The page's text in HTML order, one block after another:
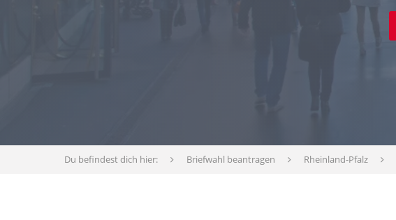
Du befindest dich hier: Briefwahl beantragen Rheinland-Pfalz